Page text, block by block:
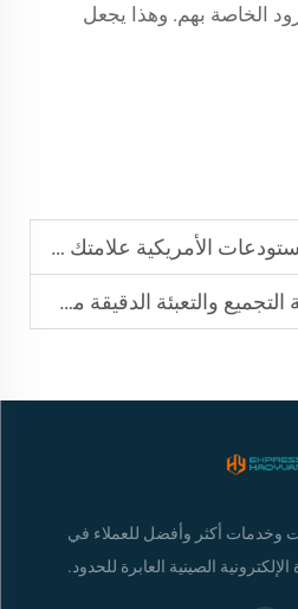
الخاصة بهم. وهذا يجعل
علامتك التجارية الإلكترونية الدولية
الدقيقة من معدلات الإرجاع الخاصة بك بأمان
وخدمات أكثر وأفضل للعملاء في
الإلكترونية الصينية العابرة للحدود.